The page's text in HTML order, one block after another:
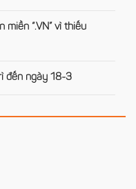
“.VN” vì thiếu
đến ngày 18-3